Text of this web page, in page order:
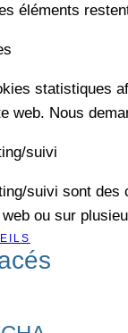
éléments
statistiques
web. Nous
suivi
suivi sont des
ou sur